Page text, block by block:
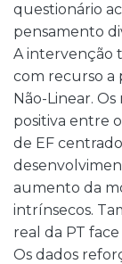
questionário
pensamento
A intervenção
com recurso a
Não-Linear.
positiva entre
de EF
aumento da
intrínsecos.
real da PT
Os dados